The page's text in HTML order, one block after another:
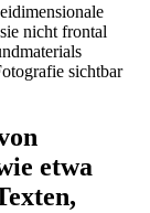
nicht frontal
sichtbar
etwa